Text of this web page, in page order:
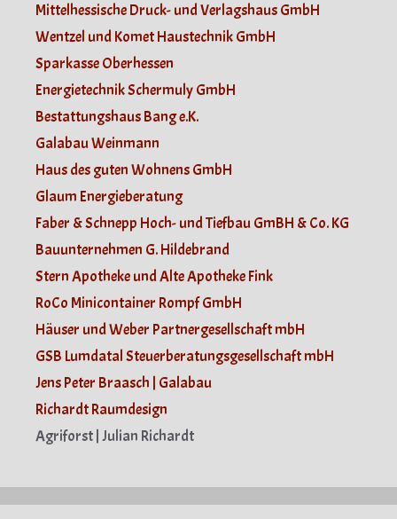
Mittelhessische Druck- und Verlagshaus GmbH
Wentzel und Komet Haustechnik GmbH
Sparkasse Oberhessen
Energietechnik Schermuly GmbH
Bestattungshaus Bang e.K.
Galabau Weinmann
Haus des guten Wohnens GmbH
Glaum Energieberatung
Faber & Schnepp Hoch- und Tiefbau GmBH & Co. KG
Bauunternehmen G. Hildebrand
Stern Apotheke und Alte Apotheke Fink
RoCo Minicontainer Rompf GmbH
Häuser und Weber Partnergesellschaft mbH
GSB Lumdatal Steuerberatungsgesellschaft mbH
Jens Peter Braasch | Galabau
Richardt Raumdesign
Agriforst | Julian Richardt